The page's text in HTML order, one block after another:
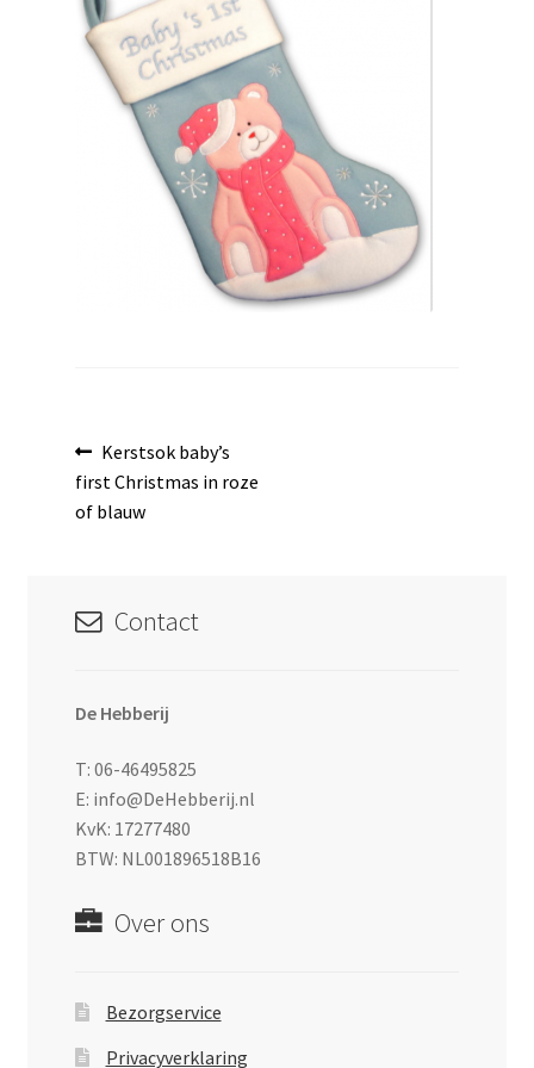
Bericht
navigatie
Vorig
bericht:
Kerstsok baby’s
first Christmas in roze
of blauw
Contact
De Hebberij
T: 06-46495825
E: info@DeHebberij.nl
KvK: 17277480
BTW: NL001896518B16
Over ons
Bezorgservice
Privacyverklaring